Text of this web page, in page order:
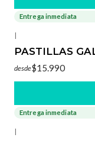
Entrega inmediata
|
PASTILLAS
desde$15.990
Entrega inmediata
|